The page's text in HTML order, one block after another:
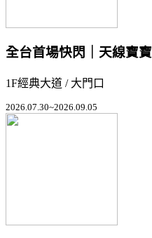
全台首場快閃｜天線寶寶
1F經典大道 / 大門口
2026.07.30~2026.09.05